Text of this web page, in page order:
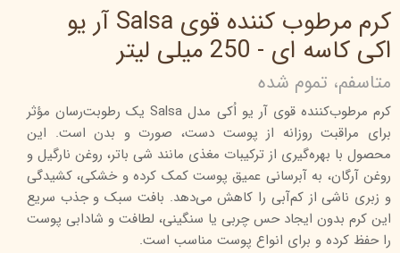
کرم مرطوب کننده قوی Salsa آر یو
اکی کاسه ای - 250 میلی لیتر
متاسفم، تموم شده
کرم مرطوب‌کننده قوی آر یو اُکی مدل Salsa یک رطوبت‌رسان مؤثر
برای مراقبت روزانه از پوست دست، صورت و بدن است. این
محصول با بهره‌گیری از ترکیبات مغذی مانند شی باتر، روغن نارگیل و
روغن آرگان، به آبرسانی عمیق پوست کمک کرده و خشکی، کشیدگی
و زبری ناشی از کم‌آبی را کاهش می‌دهد. بافت سبک و جذب سریع
این کرم بدون ایجاد حس چربی یا سنگینی، لطافت و شادابی پوست
را حفظ کرده و برای انواع پوست مناسب است.